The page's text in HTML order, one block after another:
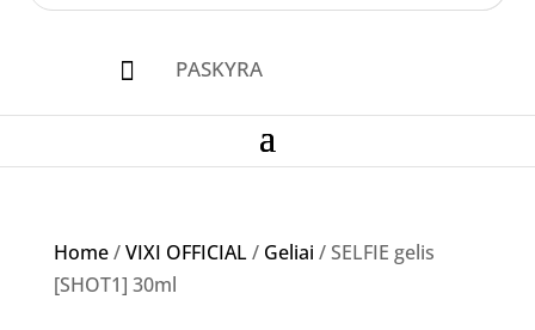
 PASKYRA
Home/VIXI OFFICIAL/ Geliai / SELFIE gelis
[SHOT1] 30ml